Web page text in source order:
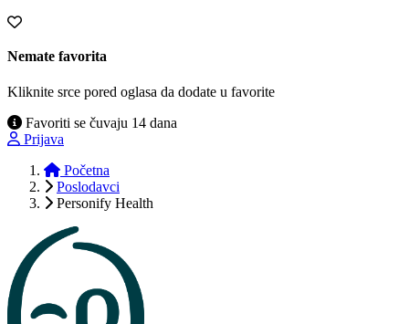
Nemate favorita
Kliknite srce pored oglasa da dodate u favorite
Favoriti se čuvaju 14 dana
Prijava
Početna
Poslodavci
Personify Health